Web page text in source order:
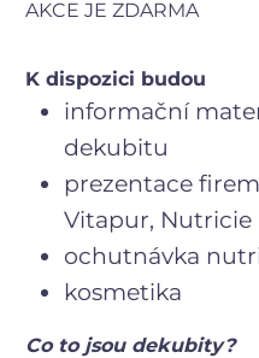
AKCE JE ZDARMA
K dispozici budou
informační
dekubitu
prezentace
Vitapur, Nutricie
ochutnávka
kosmetika
Co to jsou dekubity?